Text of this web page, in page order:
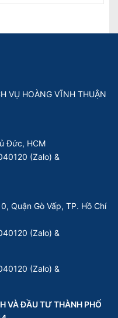
VỤ HOÀNG VĨNH THUẬN
Đức, HCM
(Zalo) &
Quận Gò Vấp, TP. Hồ Chí
(Zalo) &
(Zalo) &
VÀ ĐẦU TƯ THÀNH PHỐ